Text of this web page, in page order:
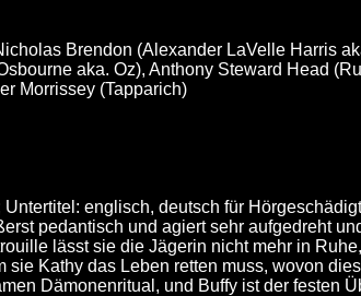
Brendon (Alexander LaVelle Harris
aka. Oz), Anthony Steward Head
Morrissey (Tapparich)
englisch, deutsch für
pedantisch und agiert sehr aufgedreht
lässt sie die Jägerin nicht mehr in
Kathy das Leben retten muss, wovon
Dämonenritual, und Buffy ist der festen